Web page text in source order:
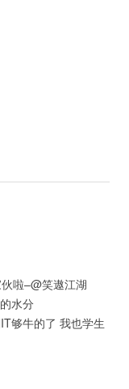
啦–@笑遨江湖
水分
够牛的了 我也学生